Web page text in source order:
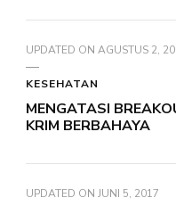
UPDATED ON AGUSTUS 2,
KESEHATAN
MENGATASI
KRIM BERBAHAYA
UPDATED ON JUNI 5, 2017